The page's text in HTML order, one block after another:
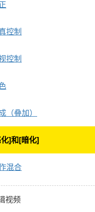
控制
控制
（叠加）
]和[暗化]
混合
视频